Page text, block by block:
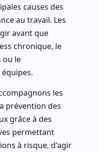
causes des
au travail. Les
avant que
chronique, le
ou le
les
prévention des
grâce à des
permettant
à risque, d'agir